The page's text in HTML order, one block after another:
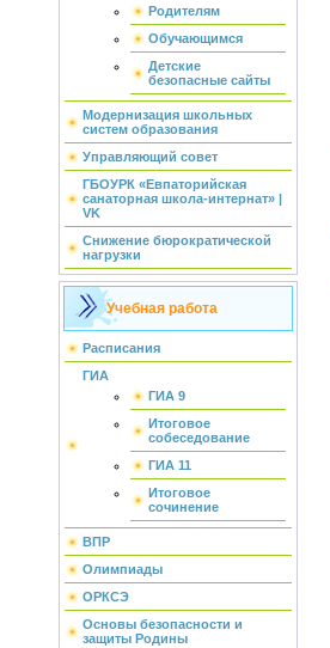
Родителям
Обучающимся
Детские
безопасные сайты
Модернизация школьных
систем образования
Управляющий совет
ГБОУРК «Евпаторийская
санаторная школа-интернат» |
VK
Снижение бюрократической
нагрузки
Учебная работа
Расписания
ГИА
ГИА 9
Итоговое
собеседование
ГИА 11
Итоговое
сочинение
ВПР
Олимпиады
ОРКСЭ
Основы безопасности и
защиты Родины